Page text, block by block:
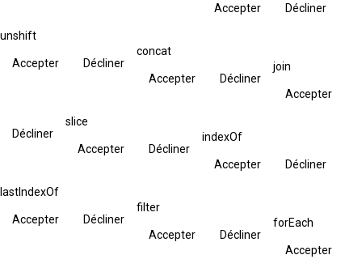
Accepter Décliner
unshift
Accepter Décliner
concat
Accepter Décliner
join
Accepter
Décliner
slice
Accepter Décliner
indexOf
Accepter Décliner
lastIndexOf
Accepter Décliner
filter
Accepter Décliner
forEach
Accepter